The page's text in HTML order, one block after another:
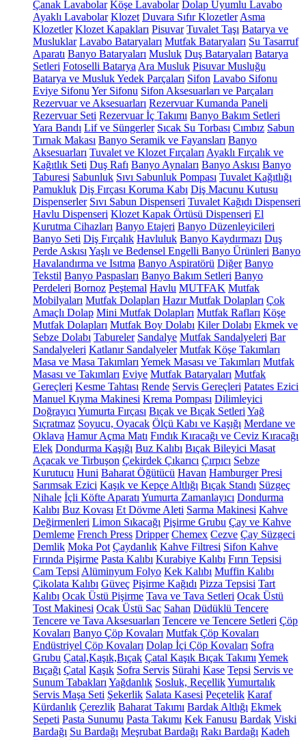
Çanak Lavabolar Köşe Lavabolar Dolap Uyumlu Lavabo
Ayaklı Lavabolar Klozet Duvara Sıfır Klozetler Asma
Klozetler Klozet Kapakları Pisuvar Tuvalet Taşı Batarya ve
Musluklar Lavabo Bataryaları Mutfak Bataryaları Su Tasarruf
Aparatı Banyo Bataryaları Musluk Duş Bataryaları Batarya
Setleri Fotoselli Batarya Ara Musluk Pisuvar Musluğu
Batarya ve Musluk Yedek Parçaları Sifon Lavabo Sifonu
Eviye Sifonu Yer Sifonu Sifon Aksesuarları ve Parçaları
Rezervuar ve Aksesuarları Rezervuar Kumanda Paneli
Rezervuar Seti Rezervuar İç Takımı Banyo Bakım Setleri
Yara Bandı Lif ve Süngerler Sıcak Su Torbası Cımbız Sabun
Tırnak Makası Banyo Seramik ve Fayansları Banyo
Aksesuarları Tuvalet ve Klozet Fırçaları Ayaklı Fırçalık ve
Kağıtlık Seti Duş Rafı Banyo Aynaları Banyo Askısı Banyo
Taburesi Sabunluk Sıvı Sabunluk Pompası Tuvalet Kağıtlığı
Pamukluk Diş Fırçası Koruma Kabı Diş Macunu Kutusu
Dispenserler Sıvı Sabun Dispenseri Tuvalet Kağıdı Dispenseri
Havlu Dispenseri Klozet Kapak Örtüsü Dispenseri El
Kurutma Cihazları Banyo Etajeri Banyo Düzenleyicileri
Banyo Seti Diş Fırçalık Havluluk Banyo Kaydırmazı Duş
Perde Askısı Yaşlı ve Bedensel Engelli Banyo Ürünleri Banyo
Havalandırma ve Isıtma Banyo Aspiratörü Diğer Banyo
Tekstil Banyo Paspasları Banyo Bakım Setleri Banyo
Perdeleri Bornoz Peştemal Havlu MUTFAK Mutfak
Mobilyaları Mutfak Dolapları Hazır Mutfak Dolapları Çok
Amaçlı Dolap Mini Mutfak Dolapları Mutfak Rafları Köşe
Mutfak Dolapları Mutfak Boy Dolabı Kiler Dolabı Ekmek ve
Sebze Dolabı Tabureler Sandalye Mutfak Sandalyeleri Bar
Sandalyeleri Katlanır Sandalyeler Mutfak Köşe Takımları
Masa ve Masa Takımları Yemek Masası ve Takımları Mutfak
Masası ve Takımları Eviye Mutfak Bataryaları Mutfak
Gereçleri Kesme Tahtası Rende Servis Gereçleri Patates Ezici
Manuel Kıyma Makinesi Krema Pompası Dilimleyici
Doğrayıcı Yumurta Fırçası Bıçak ve Bıçak Setleri Yağ
Sıçratmaz Soyucu, Oyacak Ölçü Kabı ve Kaşığı Merdane ve
Oklava Hamur Açma Matı Fındık Kıracağı ve Ceviz Kıracağı
Elek Dondurma Kaşığı Buz Kalıbı Bıçak Bileyici Masat
Açacak ve Tirbuşon Çekirdek Çıkarıcı Çırpıcı Sebze
Kurutucu Huni Baharat Öğütücü Havan Hamburger Presi
Sarımsak Ezici Kaşık ve Kepçe Altlığı Bıçak Standı Süzgeç
Nihale İçli Köfte Aparatı Yumurta Zamanlayıcı Dondurma
Kalıbı Buz Kovası Et Dövme Aleti Sarma Makinesi Kahve
Değirmenleri Limon Sıkacağı Pişirme Grubu Çay ve Kahve
Demleme French Press Dripper Chemex Cezve Çay Süzgeci
Demlik Moka Pot Çaydanlık Kahve Filtresi Sifon Kahve
Fırında Pişirme Pasta Kalıbı Kurabiye Kalıbı Fırın Tepsisi
Cam Tepsi Alüminyum Folyo Kek Kalıbı Muffin Kalıbı
Çikolata Kalıbı Güveç Pişirme Kağıdı Pizza Tepsisi Tart
Kalıbı Ocak Üstü Pişirme Tava ve Tava Setleri Ocak Üstü
Tost Makinesi Ocak Üstü Sac Sahan Düdüklü Tencere
Tencere ve Tava Aksesuarları Tencere ve Tencere Setleri Çöp
Kovaları Banyo Çöp Kovaları Mutfak Çöp Kovaları
Endüstriyel Çöp Kovaları Dolap İçi Çöp Kovaları Sofra
Grubu Çatal,Kaşık,Bıçak Çatal Kaşık Bıçak Takımı Yemek
Bıçağı Çatal Kaşık Sofra Servis Sürahi Kase Tepsi Servis ve
Sunum Tabakları Yağdanlık Sosluk, ReçellikYumurtalık
Servis Maşa Seti Şekerlik Salata Kasesi Peçetelik Karaf
Kürdanlık Çerezlik Baharat Takımı Bardak Altlığı Ekmek
Sepeti Pasta Sunumu Pasta Takımı Kek Fanusu Bardak Viski
Bardağı Su Bardağı Meşrubat Bardağı Rakı Bardağı Kadeh